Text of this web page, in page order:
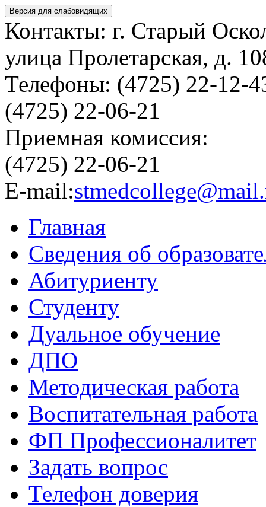
Версия для слабовидящих
Контакты: г. Старый
улица Пролетарская, д.
Телефоны: (4725) 22-12-
(4725) 22-06-21
Приемная комиссия:
(4725) 22-06-21
E-mail:
Главная
Сведения об
Абитуриенту
Студенту
Дуальное обучение
ДПО
Методическая работа
Воспитательная работа
ФП Профессионалитет
Задать вопрос
Телефон доверия